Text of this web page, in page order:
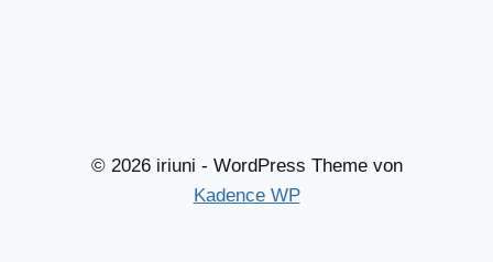
© 2026 iriuni - WordPress Theme von
Kadence WP